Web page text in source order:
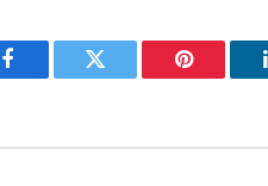
Facebook Twitter Pinterest